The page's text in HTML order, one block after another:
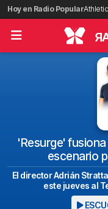
Saltar
al
contenido
Hoy en Radio Popular
R
'Resurge'
escenario
El director Adrián
este jueves al